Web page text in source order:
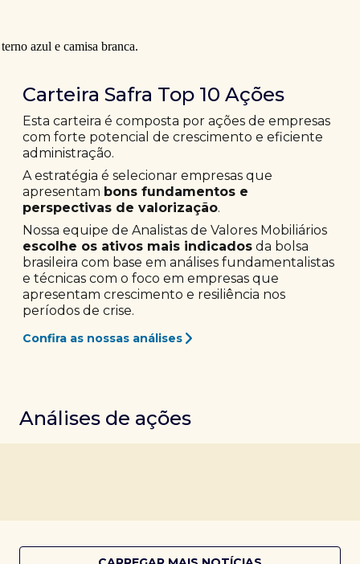
Carteira Safra Top 10 Ações
Esta carteira é composta por ações de empresas
com forte potencial de crescimento e eficiente
administração.
A estratégia é selecionar empresas que
apresentam bons fundamentos e
perspectivas de valorização.
Nossa equipe de Analistas de Valores Mobiliários
escolhe os ativos mais indicados da bolsa
brasileira com base em análises fundamentalistas
e técnicas com o foco em empresas que
apresentam crescimento e resiliência nos
períodos de crise.
Confira as nossas análises
Análises de ações